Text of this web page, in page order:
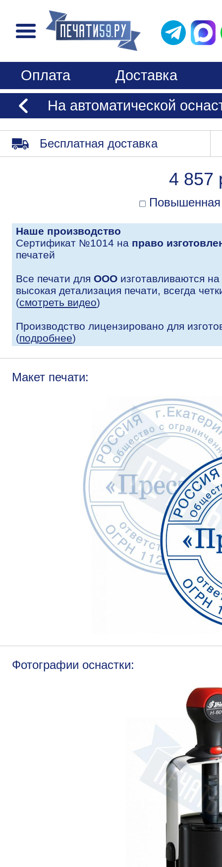
Оплата
Доставка
На автоматической
Бесплатная доставка
4 857
Повышенная
Наше производство
Сертификат №1014 на право
печатей
Все печати для ООО изготавливаются
высокая детализация печати, всегда
(смотреть видео)
Производство лицензировано для
(подробнее)
Макет печати:
Фотографии оснастки: